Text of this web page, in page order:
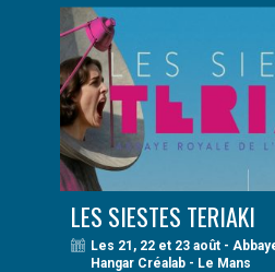
LES SIESTES TERIAKI
Les 21, 22 et 23 août -
Hangar Créalab - Le Mans